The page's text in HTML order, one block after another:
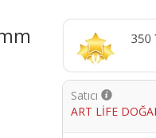
Satıcı
ART LİFE